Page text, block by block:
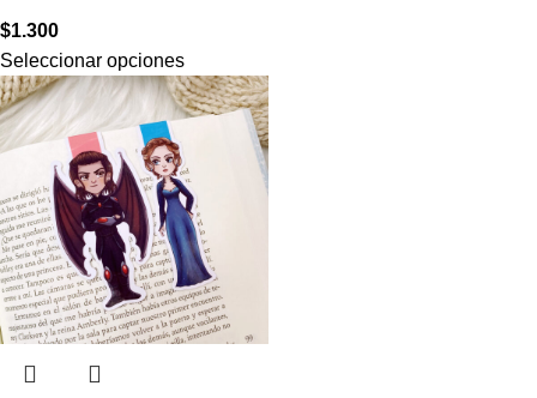
$1.300
Seleccionar opciones